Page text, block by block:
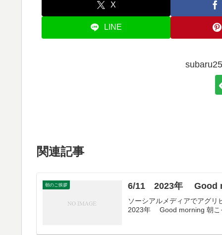
X
LINE
関連記事
朝のご挨拶 6/11 2023年 Good
ソーシアルメディアでアグ
2023年 Good morning 朝こ